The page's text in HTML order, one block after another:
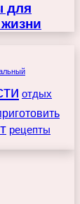
для
отдых
рецепты